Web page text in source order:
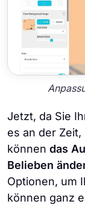
Jetzt, da Sie
es an der
können das
Belieben
Optionen, um
können ganz